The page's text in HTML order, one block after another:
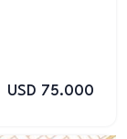
USD 75.000